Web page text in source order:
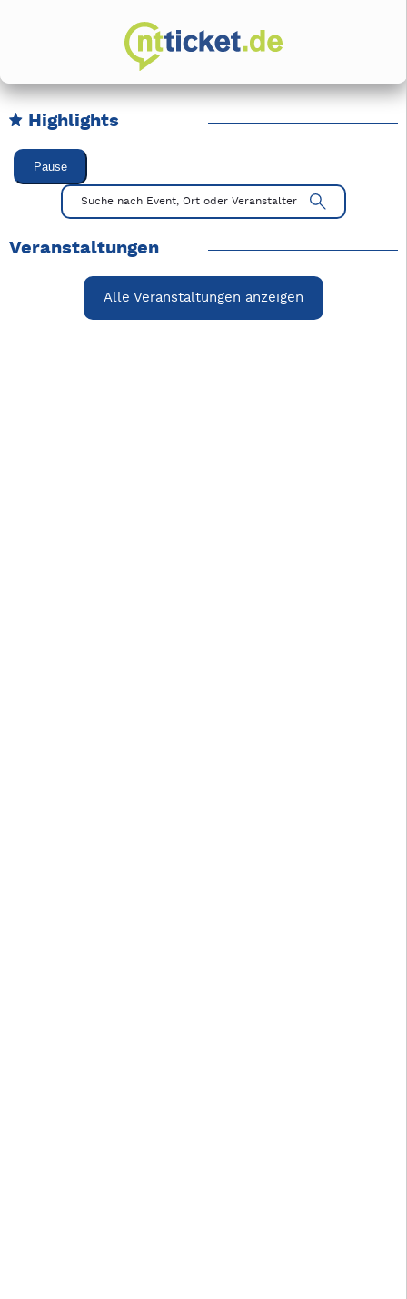
Highlights
Karussell Veranstaltungen überspringen
Pause
Mit Tab zu den Steuerelementen wechseln. Mit Pfeiltasten
Suche nach Event, Ort oder Veranstalter
Veranstaltungen
Alle Veranstaltungen anzeigen